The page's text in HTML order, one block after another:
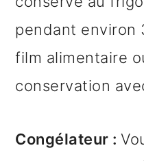
pendant environ
film alimentaire
conservation
Congélateur :